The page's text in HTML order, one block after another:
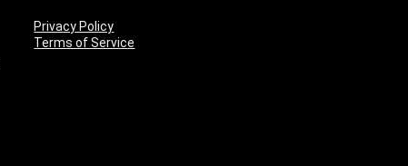
Privacy Policy
Terms of Service